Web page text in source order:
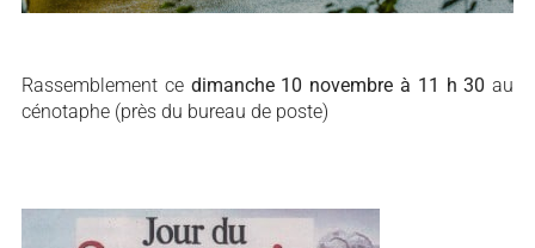
Rassemblement ce dimanche 10 novembre à 11 h 30 au
cénotaphe (près du bureau de poste)